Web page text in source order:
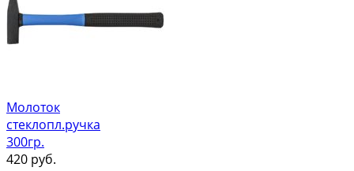
Молоток
стеклопл.ручка
300гр.
420 руб.